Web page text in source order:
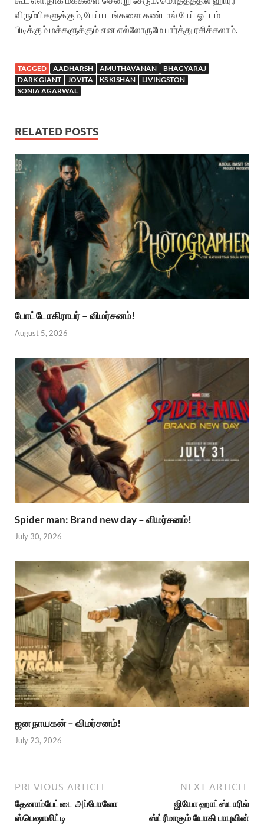
விரும்பிகளுக்கும், பேய் படங்களை கண்டால் பேய் ஓட்டம்
பிடிக்கும் மக்களுக்கும் என எல்லோருமே பார்த்து ரசிக்கலாம்.
TAGGED AADHARSH AMUTHAVANAN
BHAGYARAJ
DARK GIANT
JOVITA KS KISHAN
LIVINGSTON
SONIA AGARWAL
RELATED POSTS
போட்டோகிராபர் – விமர்சனம்!
August 5, 2026
Spider man: Brand new day – விமர்சனம்!
July 30, 2026
ஜன நாயகன் – விமர்சனம்!
July 23, 2026
PREVIOUS ARTICLE
தேனாம்பேட்டை அப்போலோ
ஸ்பெஷாலிட்டி
NEXT ARTICLE
ஜியோ ஹாட்ஸ்டாரில்
ஸ்ட்ரீமாகும் யோகி பாபுவின்